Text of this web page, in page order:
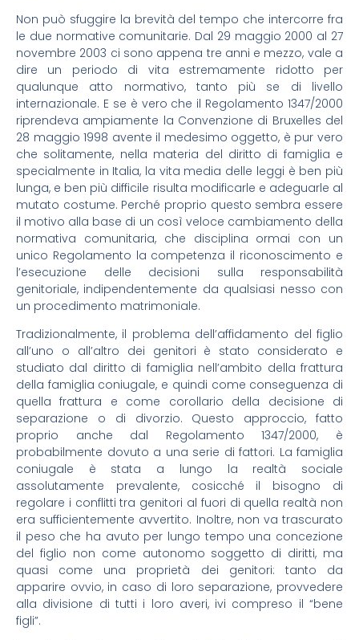
Non può sfuggire la brevità del tempo che intercorre fra
le due normative comunitarie. Dal 29 maggio 2000 al 27
novembre 2003 ci sono appena tre anni e mezzo, vale a
dire un periodo di vita estremamente ridotto per
qualunque atto normativo, tanto più se di livello
internazionale. E se è vero che il Regolamento 1347/2000
riprendeva ampiamente la Convenzione di Bruxelles del
28 maggio 1998 avente il medesimo oggetto, è pur vero
che solitamente, nella materia del diritto di famiglia e
specialmente in Italia, la vita media delle leggi è ben più
lunga, e ben più difficile risulta modificarle e adeguarle al
mutato costume. Perché proprio questo sembra essere
il motivo alla base di un così veloce cambiamento della
normativa comunitaria, che disciplina ormai con un
unico Regolamento la competenza il riconoscimento e
l’esecuzione delle decisioni sulla responsabilità
genitoriale, indipendentemente da qualsiasi nesso con
un procedimento matrimoniale.
Tradizionalmente, il problema dell’affidamento del figlio
all’uno o all’altro dei genitori è stato considerato e
studiato dal diritto di famiglia nell’ambito della frattura
della famiglia coniugale, e quindi come conseguenza di
quella frattura e come corollario della decisione di
separazione o di divorzio. Questo approccio, fatto
proprio anche dal Regolamento 1347/2000, è
probabilmente dovuto a una serie di fattori. La famiglia
coniugale è stata a lungo la realtà sociale
assolutamente prevalente, cosicché il bisogno di
regolare i conflitti tra genitori al fuori di quella realtà non
era sufficientemente avvertito. Inoltre, non va trascurato
il peso che ha avuto per lungo tempo una concezione
del figlio non come autonomo soggetto di diritti, ma
quasi come una proprietà dei genitori: tanto da
apparire ovvio, in caso di loro separazione, provvedere
alla divisione di tutti i loro averi, ivi compreso il “bene
figli”.